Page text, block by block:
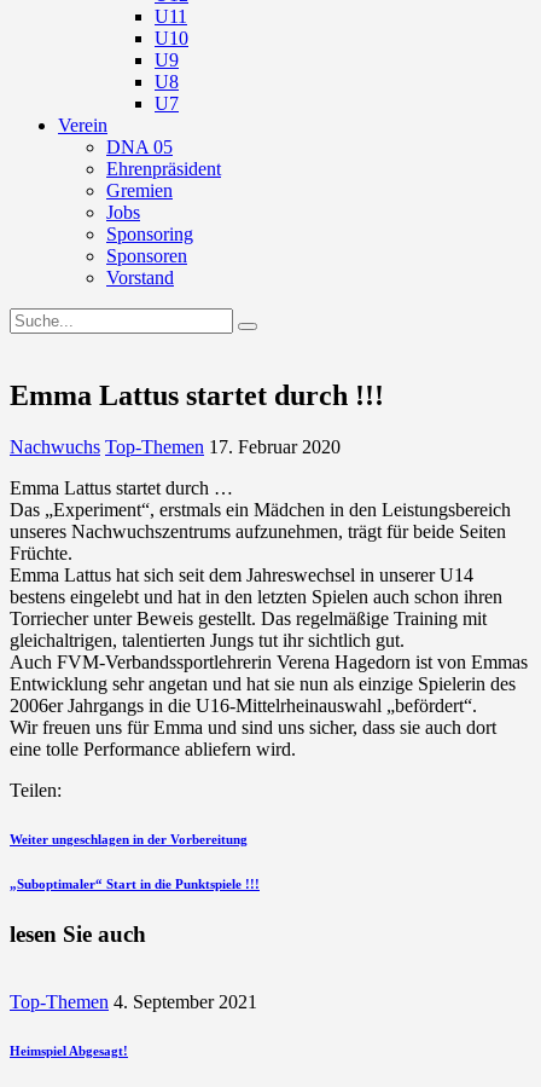
U11
U10
U9
U8
U7
Verein
DNA 05
Ehrenpräsident
Gremien
Jobs
Sponsoring
Sponsoren
Vorstand
Emma Lattus startet durch !!!
Nachwuchs Top-Themen 17. Februar 2020
Emma Lattus startet durch …
Das „Experiment“, erstmals ein Mädchen in den Leistungsbereich
unseres Nachwuchszentrums aufzunehmen, trägt für beide Seiten
Früchte.
Emma Lattus hat sich seit dem Jahreswechsel in unserer U14
bestens eingelebt und hat in den letzten Spielen auch schon ihren
Torriecher unter Beweis gestellt. Das regelmäßige Training mit
gleichaltrigen, talentierten Jungs tut ihr sichtlich gut.
Auch FVM-Verbandssportlehrerin Verena Hagedorn ist von Emmas
Entwicklung sehr angetan und hat sie nun als einzige Spielerin des
2006er Jahrgangs in die U16-Mittelrheinauswahl „befördert“.
Wir freuen uns für Emma und sind uns sicher, dass sie auch dort
eine tolle Performance abliefern wird.
Teilen:
Beitragsnavigation
vorherigen
Weiter ungeschlagen in der Vorbereitung
nächsten
„Suboptimaler“ Start in die Punktspiele !!!
lesen Sie auch
Top-Themen 4. September 2021
Heimspiel Abgesagt!